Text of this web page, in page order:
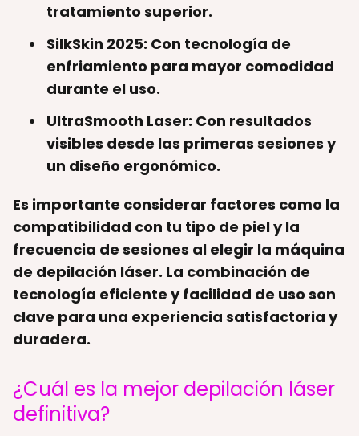
tratamiento superior.
SilkSkin 2025: Con tecnología de
enfriamiento para mayor comodidad
durante el uso.
UltraSmooth Laser: Con resultados
visibles desde las primeras sesiones y
un diseño ergonómico.
Es importante considerar factores como la
compatibilidad con tu tipo de piel y la
frecuencia de sesiones al elegir la máquina
de depilación láser. La combinación de
tecnología eficiente y facilidad de uso son
clave para una experiencia satisfactoria y
duradera.
¿Cuál es la mejor depilación láser
definitiva?